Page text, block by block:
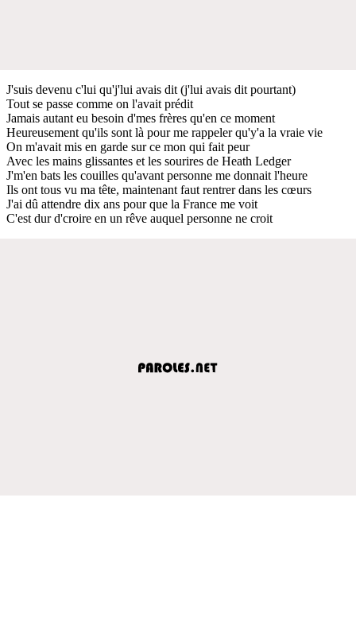
J'suis devenu c'lui qu'j'lui avais dit (j'lui avais dit pourtant)
Tout se passe comme on l'avait prédit
Jamais autant eu besoin d'mes frères qu'en ce moment
Heureusement qu'ils sont là pour me rappeler qu'y'a la vraie vie
On m'avait mis en garde sur ce mon qui fait peur
Avec les mains glissantes et les sourires de Heath Ledger
J'm'en bats les couilles qu'avant personne me donnait l'heure
Ils ont tous vu ma tête, maintenant faut rentrer dans les cœurs
J'ai dû attendre dix ans pour que la France me voit
C'est dur d'croire en un rêve auquel personne ne croit